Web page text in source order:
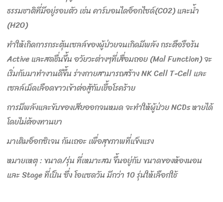
ธรรมชาติที่มีอยู่รอบตัว เช่น คาร์บอนไดอ็อกไซด์(CO2) และน้ำ
(H2O)
ทำให้เกิดการกระตุ้นเซลล์ของผู้ป่วยจนเกิดมีพลัง กระตือรือร้น
Active และสดชื่นขึ้น อวัยวะต่างๆที่เสื่อมถอย (Mal Function) จะ
เริ่มกับมาทำงานดีขึ้น ร่างกายสามารถสร้าง NK Cell T-Cell และ
เซลล์เม็ดเลือดขาวเข้าต่อสู้กับเชื้อโรคร้าย
การมีพลังและขับของเสียออกจนหมด จะทำให้ผู้ป่วย NCDs หายได้
โดยไม่ต้องทานยา
มาเติมอ็อกซิเจน กันเถอะ เพื่อสุขภาพที่แข็งแรง
หมายเหตุ : ขนาด/รุ่น ที่เหมาะสม ขึ้นอยู่กับ ขนาดของห้องนอน
และ Stage ที่เป็น ซึ่ง โอแซดวัน มีกว่า 10 รุ่นให้เลือกใช้